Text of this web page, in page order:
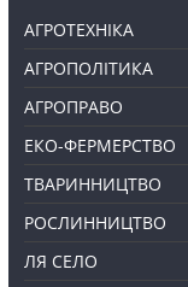
АГРОТЕХНІКА
АГРОПОЛІТИКА
АГРОПРАВО
ЕКО-ФЕРМЕРСТВО
ТВАРИННИЦТВО
РОСЛИННИЦТВО
ЛЯ СЕЛО